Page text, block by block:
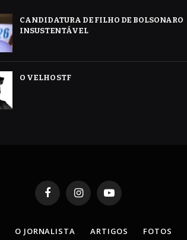
CANDIDATURA DE FILHO DE BOLSONARO
INSUSTENTÁVEL
O VELHO STF
FacebookInstagramYouTube
O JORNALISTA ARTIGOS FOTOS